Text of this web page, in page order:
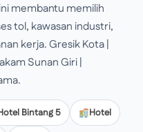
membantu memilih
tol, kawasan industri,
kerja. Gresik Kota |
Sunan Giri |
Bintang 5 Hotel